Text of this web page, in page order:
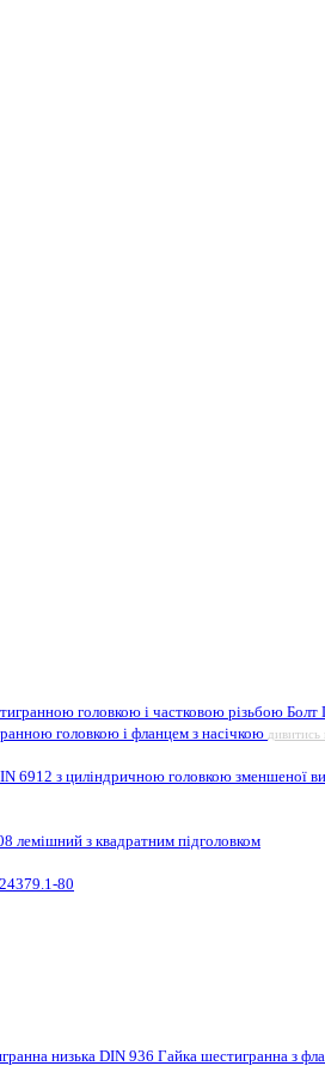
головкою і частковою різьбою Болт
головкою і фланцем з насічкою дивитись
6912 з циліндричною головкою зменшеної
лемішний з квадратним підголовком
80
низька DIN 936 Гайка шестигранна з